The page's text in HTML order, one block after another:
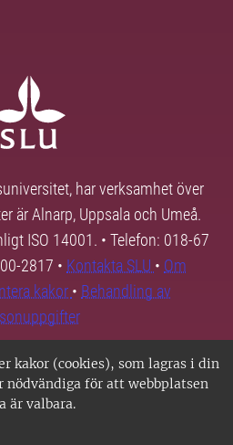
kakor (cookies), som lagras i din
nödvändiga för att webbplatsen
är valbara.
har verksamhet över
är Alnarp, Uppsala och Umeå.
ISO 14001. • Telefon: 018-67
2817 • Kontakta SLU • Om
kakor • Behandling av